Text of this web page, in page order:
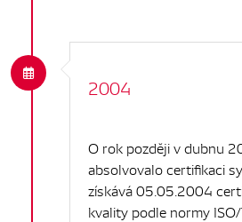
2004
O rok později v dubnu
absolvovalo certifikaci
získává 05.05.2004
kvality podle normy